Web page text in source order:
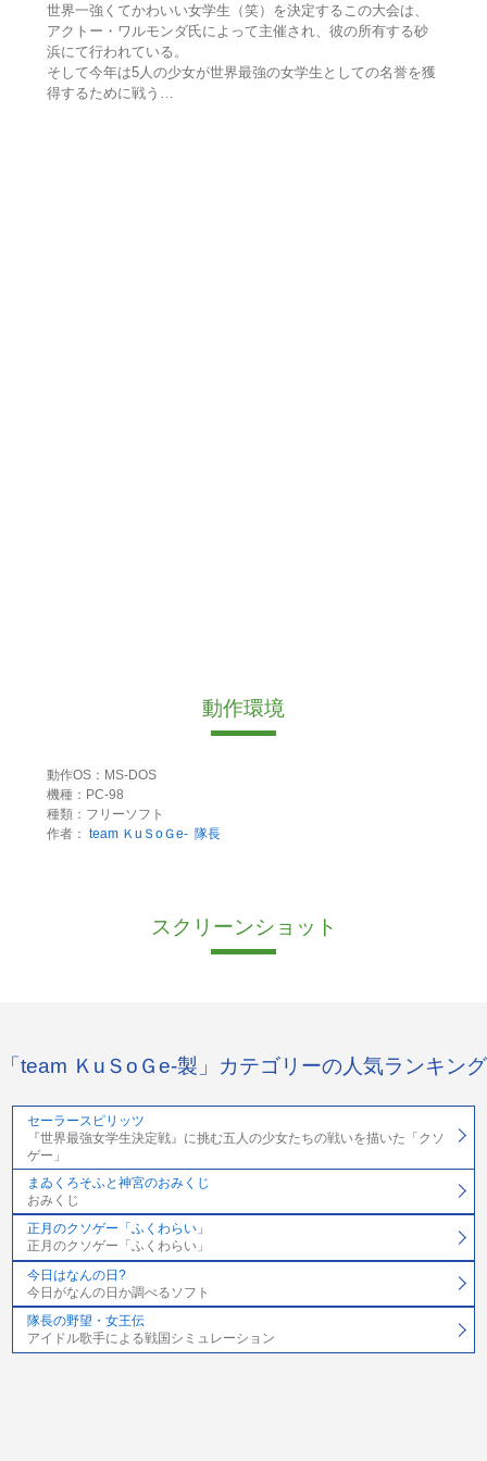
世界一強くてかわいい女学生（笑）を決定するこの大会は、
アクトー・ワルモンダ氏によって主催され、彼の所有する砂
浜にて行われている。
そして今年は5人の少女が世界最強の女学生としての名誉を獲
得するために戦う…
動作環境
動作OS：MS-DOS
機種：PC-98
種類：フリーソフト
作者： team ＫuＳoＧe- 隊長
スクリーンショット
「team ＫuＳoＧe-製」カテゴリーの人気ランキング
セーラースピリッツ
『世界最強女学生決定戦』に挑む五人の少女たちの戦いを描いた「クソ
ゲー」
まゐくろそふと神宮のおみくじ
おみくじ
正月のクソゲー「ふくわらい」
正月のクソゲー「ふくわらい」
今日はなんの日?
今日がなんの日か調べるソフト
隊長の野望・女王伝
アイドル歌手による戦国シミュレーション